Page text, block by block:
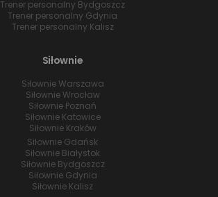
Trener personalny Bydgoszcz
Trener personalny Gdynia
Trener personalny Kalisz
Siłownie
Siłownie Warszawa
Siłownie Wrocław
Siłownie Poznań
Siłownie Katowice
Siłownie Kraków
Siłownie Gdańsk
Siłownie Białystok
Siłownie Bydgoszcz
Siłownie Gdynia
Siłownie Kalisz